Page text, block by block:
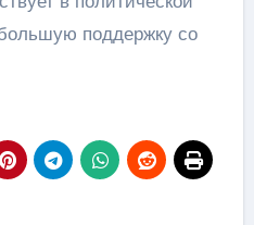
поддержку со